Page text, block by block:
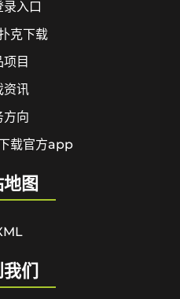
录入口
克下载
目
资讯
方向
载官方app
地图
们